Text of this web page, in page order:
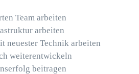
Team arbeiten
arbeiten
neuester Technik arbeiten
weiterentwickeln
beitragen